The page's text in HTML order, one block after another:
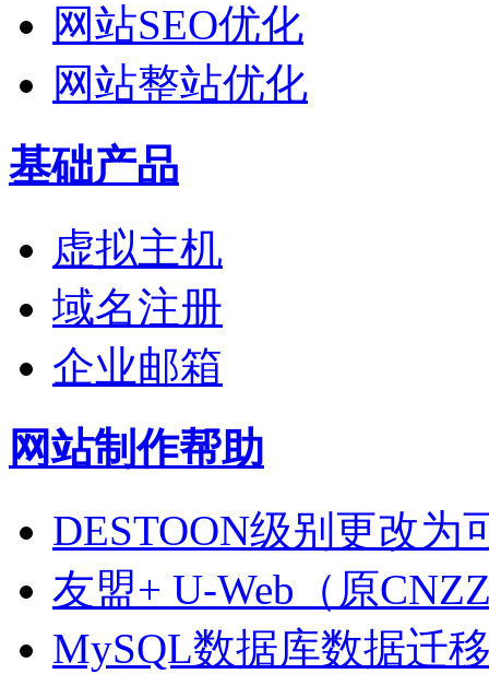
网站SEO优化
网站整站优化
基础产品
虚拟主机
域名注册
企业邮箱
网站制作帮助
DESTOON级别更改为
友盟+ U-Web（原
MySQL数据库数据迁